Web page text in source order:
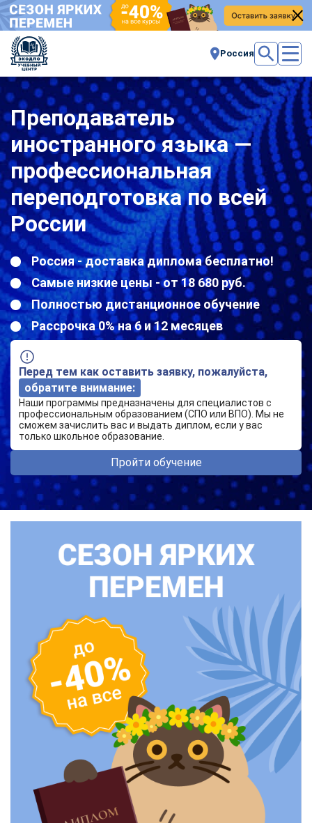
Россия
Преподаватель
иностранного языка —
профессиональная
переподготовка по всей
России
Россия - доставка диплома бесплатно!
Самые низкие цены - от 18 680 руб.
Полностью дистанционное обучение
Рассрочка 0% на 6 и 12 месяцев
Перед тем как оставить заявку, пожалуйста,
обратите внимание:
Наши программы предназначены для специалистов с
профессиональным образованием (СПО или ВПО). Мы не
сможем зачислить вас и выдать диплом, если у вас
только школьное образование.
Пройти обучение